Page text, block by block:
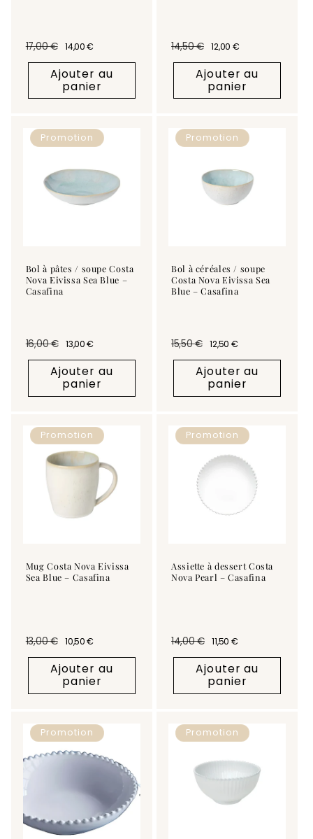
Prix habituel
17,00 €
Prix promotionnel
14,00 €
Ajouter au
panier
Prix habituel
14,50 €
Prix promotionnel
12,00 €
Ajouter au
panier
Promotion
Bol à pâtes / soupe Costa
Nova Eivissa Sea Blue –
Casafina
Prix habituel
16,00 €
Prix promotionnel
13,00 €
Ajouter au
panier
Promotion
Bol à céréales / soupe
Costa Nova Eivissa Sea
Blue – Casafina
Prix habituel
15,50 €
Prix promotionnel
12,50 €
Ajouter au
panier
Promotion
Mug Costa Nova Eivissa
Sea Blue – Casafina
Prix habituel
13,00 €
Prix promotionnel
10,50 €
Ajouter au
panier
Promotion
Assiette à dessert Costa
Nova Pearl – Casafina
Prix habituel
14,00 €
Prix promotionnel
11,50 €
Ajouter au
panier
Promotion Promotion